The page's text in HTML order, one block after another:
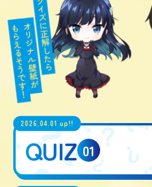
2026.04.01 up!!
QUIZ 01